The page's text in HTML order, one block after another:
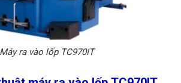
Máy ra vào lốp TC970IT